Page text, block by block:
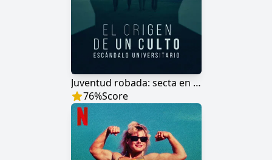
Juventud robada: secta en el campus
76%Score